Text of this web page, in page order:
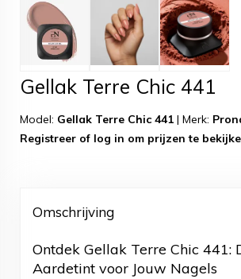
Gellak Terre Chic 441
Model: Gellak Terre Chic 441 | Merk:
Registreer of log in om prijzen te
Omschrijving
Ontdek Gellak Terre Chic 441:
Aardetint voor Jouw Nagels